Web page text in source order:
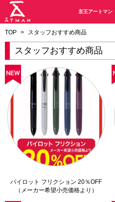
京王アートマン
TOP > スタッフおすすめ商品
スタッフおすすめ商品
パイロット フリクション 20％OFF
（メーカー希望小売価格より）